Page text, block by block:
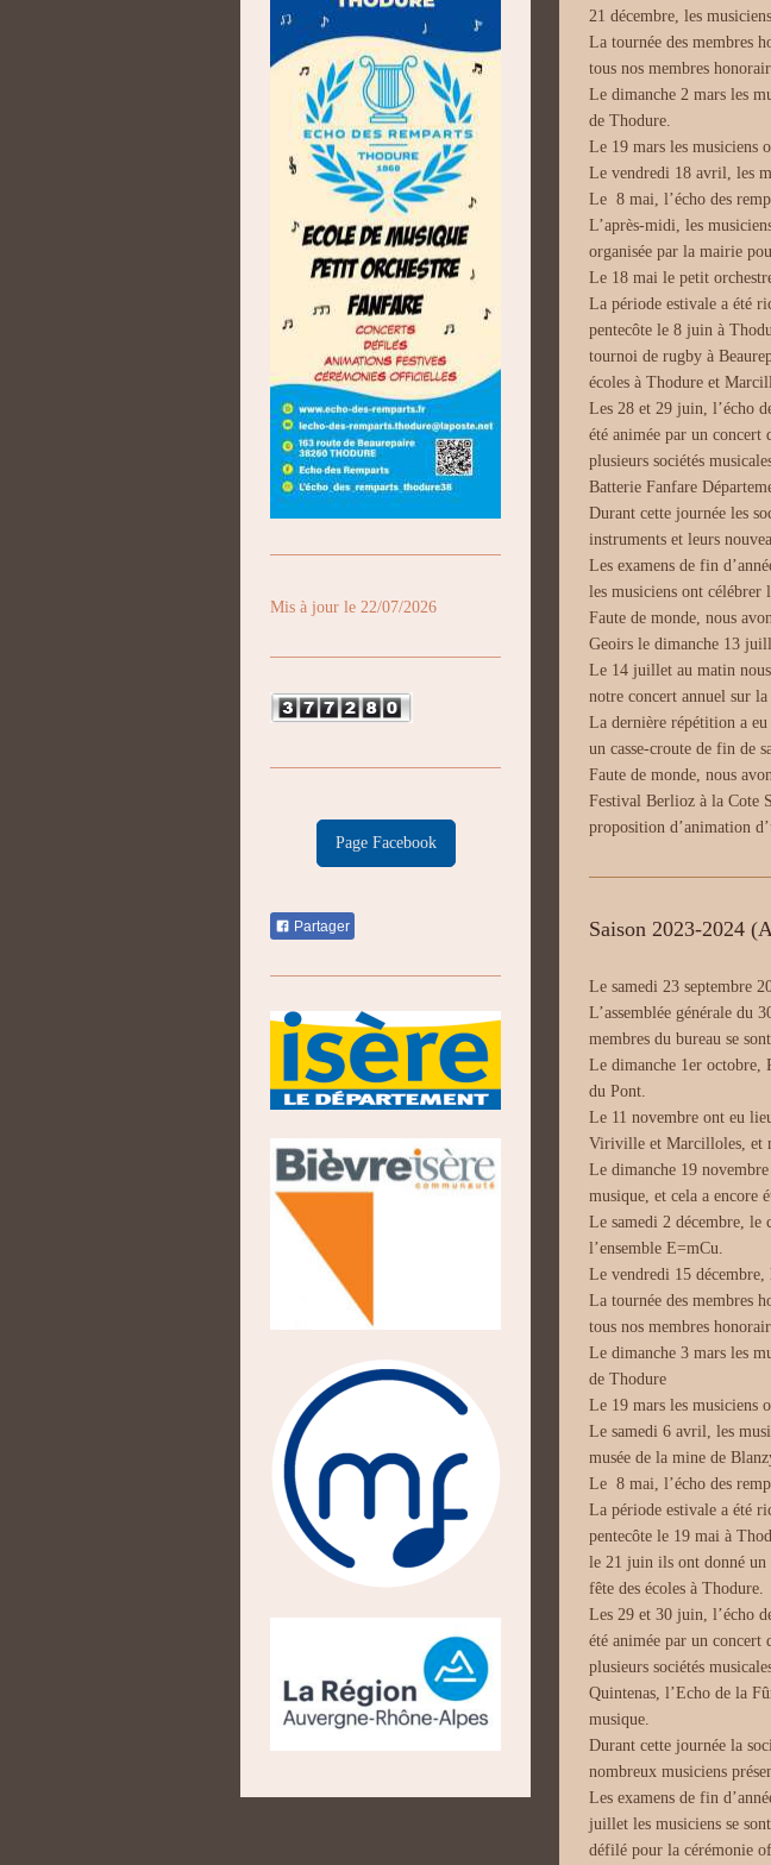
21 décembre, les
La tournée des membres
tous nos membres
Le dimanche 2 mars les
de Thodure.
Le 19 mars les musiciens
Le vendredi 18 avril, les
Le 8 mai, l’écho des
L’après-midi, les
organisée par la mairie
Le 18 mai le petit
La période estivale a été
pentecôte le 8 juin à
tournoi de rugby à
écoles à Thodure et
Les 28 et 29 juin, l’écho
été animée par un concert
plusieurs sociétés
Batterie Fanfare
Durant cette journée les
instruments et leurs
Les examens de fin
les musiciens ont
Faute de monde, nous
Geoirs le dimanche 13
Le 14 juillet au matin
notre concert annuel sur
La dernière répétition a
un casse-croute de fin de
Faute de monde, nous
Festival Berlioz à la Cote
proposition d’animation
Saison 2023-2024
Le samedi 23 septembre
L’assemblée générale du
membres du bureau se
Le dimanche 1er octobre,
du Pont.
Le 11 novembre ont eu
Viriville et Marcilloles, et
Le dimanche 19
musique, et cela a encore
Le samedi 2 décembre, le
l’ensemble E=mCu.
Le vendredi 15 décembre,
La tournée des membres
tous nos membres
Le dimanche 3 mars les
de Thodure
Le 19 mars les musiciens
Le samedi 6 avril, les
musée de la mine de
Le 8 mai, l’écho des
La période estivale a été
pentecôte le 19 mai à
le 21 juin ils ont donné un
fête des écoles à Thodure.
Les 29 et 30 juin, l’écho
été animée par un concert
plusieurs sociétés
Quintenas, l’Echo de la
musique.
Durant cette journée la
nombreux musiciens
Les examens de fin
juillet les musiciens se
défilé pour la cérémonie
Mis à jour le 22/07/2026
Page Facebook
Partager